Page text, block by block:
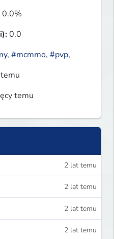
0.0%
0.0
, #mcmmo, #pvp,
temu
2 lat temu
2 lat temu
2 lat temu
2 lat temu